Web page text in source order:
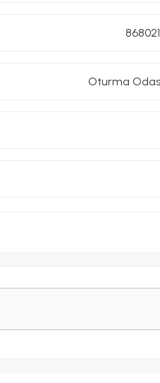
Oturma